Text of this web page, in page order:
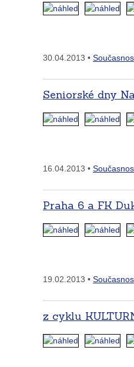
30.04.2013 •
Seniorské dny
16.04.2013 •
Praha 6 a FK
19.02.2013 •
z cyklu